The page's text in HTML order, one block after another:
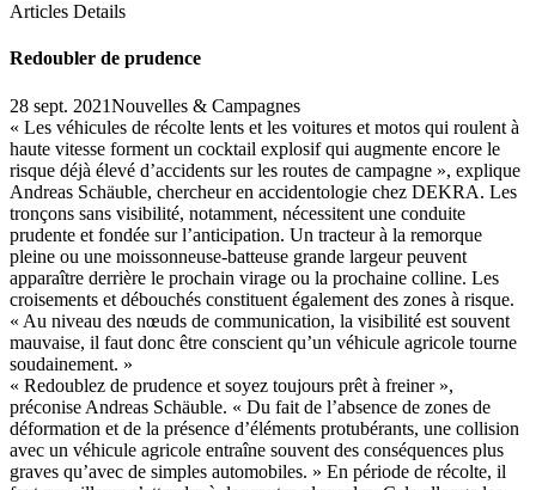
Articles Details
Redoubler de prudence
28 sept. 2021Nouvelles & Campagnes
« Les véhicules de récolte lents et les voitures et motos qui roulent à
haute vitesse forment un cocktail explosif qui augmente encore le
risque déjà élevé d’accidents sur les routes de campagne », explique
Andreas Schäuble, chercheur en accidentologie chez DEKRA. Les
tronçons sans visibilité, notamment, nécessitent une conduite
prudente et fondée sur l’anticipation. Un tracteur à la remorque
pleine ou une moissonneuse-batteuse grande largeur peuvent
apparaître derrière le prochain virage ou la prochaine colline. Les
croisements et débouchés constituent également des zones à risque.
« Au niveau des nœuds de communication, la visibilité est souvent
mauvaise, il faut donc être conscient qu’un véhicule agricole tourne
soudainement. »
« Redoublez de prudence et soyez toujours prêt à freiner »,
préconise Andreas Schäuble. « Du fait de l’absence de zones de
déformation et de la présence d’éléments protubérants, une collision
avec un véhicule agricole entraîne souvent des conséquences plus
graves qu’avec de simples automobiles. » En période de récolte, il